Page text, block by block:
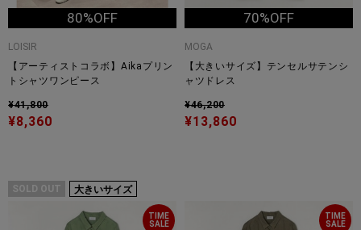
80%OFF
LOISIR
【アーティストコラボ】Aikaプリン
トシャツワンピース
¥41,800
¥8,360
70%OFF
MOGA
【大きいサイズ】テンセルサテンシ
ャツドレス
¥46,200
¥13,860
SOLD OUT 大きいサイズ
TIME
SALE
TIME
SALE